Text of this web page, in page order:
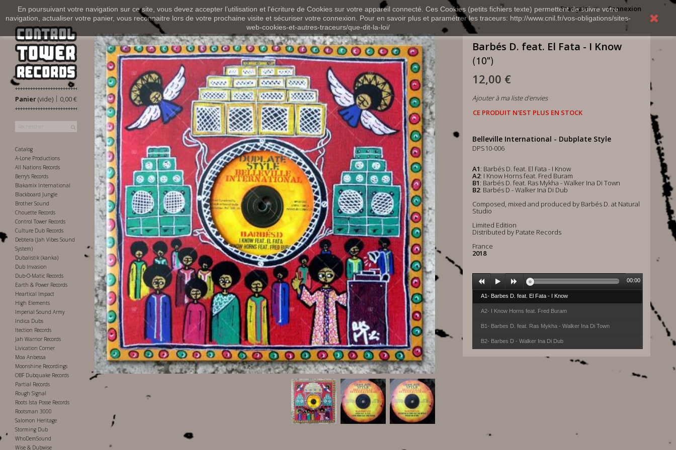
En poursuivant votre navigation sur ce site, vous devez accepter l’utilisation et l'écriture de Cookies sur votre appareil connecté. Ces Cookies (petits fichiers texte) permettent de suivre votre
navigation, actualiser votre panier, vous reconnaitre lors de votre prochaine visite et sécuriser votre connexion. Pour en savoir plus et paramétrer les traceurs: http://www.cnil.fr/vos-obligations/sites-
web-cookies-et-autres-traceurs/que-dit-la-loi/
Connexion
Français
Panier 0,00 €
|
(vide)
Catalog
A-Lone Productions
All Nations Records
Berry's Records
Blakamix International
Blackboard Jungle
Brother Sound
Chouette Records
Control Tower Records
Culture Dub Records
Debtera (Jah Vibes Sound
System)
Dubalistik (kanka)
Dub Invasion
Dub-O-Matic Records
Earth & Power Records
Heartical Impact
High Elements
Imperial Sound Army
Indica Dubs
Itection Records
Jah Warrior Records
Livication Corner
Moa Anbessa
Moonshine Recordings
OBF Dubquake Records
Partial Records
Rough Signal
Roots Ista Posse Records
Rootsman 3000
Salomon Heritage
Storming Dub
WhoDemSound
Wise & Dubwise
Barbés D. feat. El Fata - I Know
(10")
12,00 €
Ajouter à ma liste d'envies
CE PRODUIT N'EST PLUS EN STOCK
Belleville International - Dubplate Style
DPS10-006
A1: Barbés D. feat. El Fata - I Know
A2: I Know Horns feat. Fred Buram
B1: Barbés D. feat. Ras Mykha - Walker Ina Di Town
B2: Barbés D - Walker Ina Di Dub
Composed, mixed and produced by Barbés D. at Natural
Studio
Limited Edition
Distributed by Patate Records
France
2018
A1- Barbes D. feat. El Fata - I Know
A2- I Know Horns feat. Fred Buram
B1- Barbes D. feat. Ras Mykha - Walker Ina Di Town
B2- Barbes D - Walker Ina Di Dub
00:00